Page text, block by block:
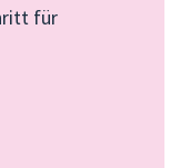
für